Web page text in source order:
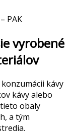
PAK
vyrobené
kávy
kávy alebo
obaly
a tým